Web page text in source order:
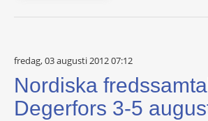
fredag, 03 augusti 2012 07:12
Nordiska
Degerfors 3-5